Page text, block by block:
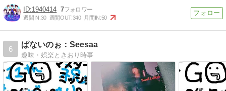
1940414 7
週間IN:30 週間OUT:340 月間IN:50
6
ぱないのぉ：Seesaa
趣味・娯楽ときおり時事